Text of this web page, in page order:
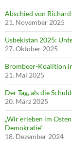
Abschied von
21. November 2025
Usbekistan 2025:
27. Oktober 2025
Brombeer-Koalition
21. Mai 2025
Der Tag, als die
20. März 2025
„Wir erleben im
Demokratie“
18. Dezember 2024